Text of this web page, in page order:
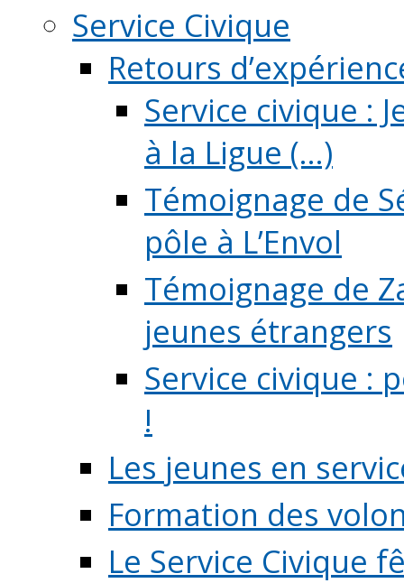
Service Civique
Retours
Service civique :
à la Ligue (...)
Témoignage de
pôle à L’Envol
Témoignage de
jeunes étrangers
Service civique :
!
Les jeunes en
Formation des
Le Service Civique